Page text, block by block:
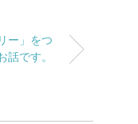
ー」をつ
話です。